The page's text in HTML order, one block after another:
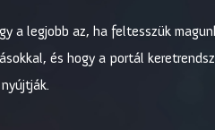
a legjobb az, ha feltesszük
és hogy a portál